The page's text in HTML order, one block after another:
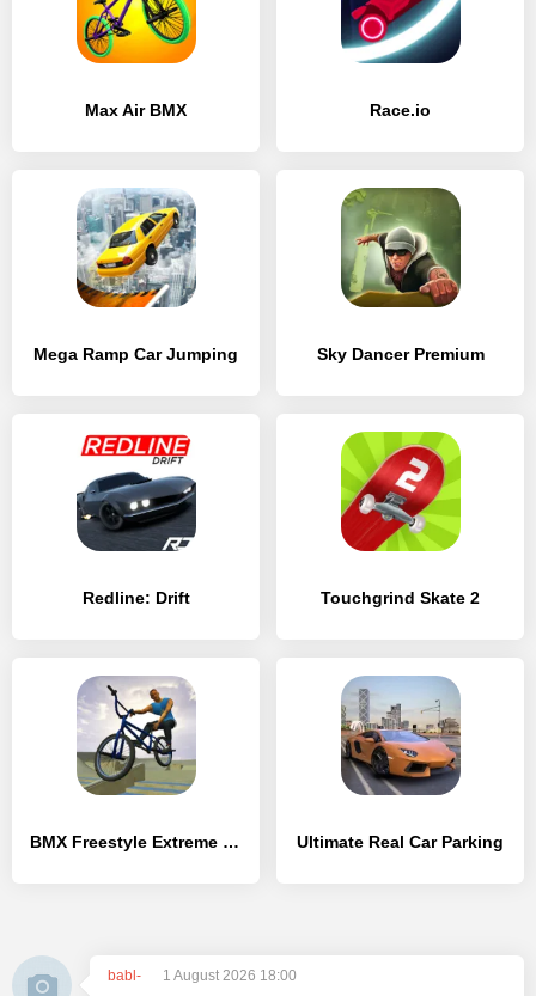
Max Air BMX Race.io
Mega Ramp Car Jumping Sky Dancer Premium
Redline: Drift Touchgrind Skate 2
BMX Freestyle Extreme 3D Ultimate Real Car Parking
babl-
1 August 2026 18:00